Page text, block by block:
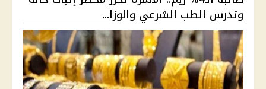
وتدرس الطب الشرعي والوزا...